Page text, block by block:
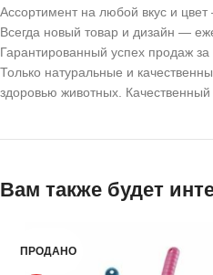
Ассортимент на любой вкус и цвет
Всегда новый товар и дизайн —
Гарантированный успех продаж за
Только натуральные и
здоровью животных.
Вам также будет
ПРОДАНО